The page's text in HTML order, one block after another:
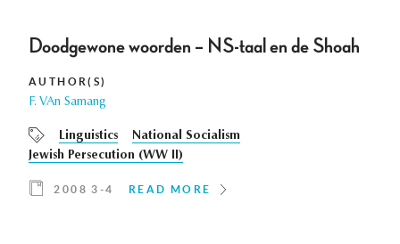
Doodgewone woorden – NS-taal en de Shoah
AUTHOR(S)
F. VAn Samang
Linguistics
National Socialism
Jewish Persecution (WW II)
2008 3-4 READ MORE